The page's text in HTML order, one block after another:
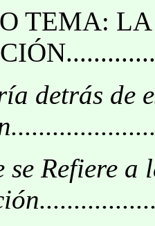
TEMA:
detrás de
se Refiere a